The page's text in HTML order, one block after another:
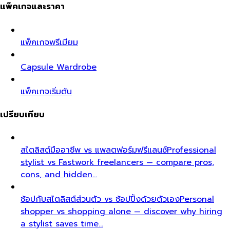
แพ็คเกจและราคา
แพ็คเกจพรีเมียม
Capsule Wardrobe
แพ็คเกจเริ่มต้น
เปรียบเทียบ
สไตลิสต์มืออาชีพ vs แพลตฟอร์มฟรีแลนซ์Professional
stylist vs Fastwork freelancers — compare pros,
cons, and hidden…
ช้อปกับสไตลิสต์ส่วนตัว vs ช้อปปิ้งด้วยตัวเองPersonal
shopper vs shopping alone — discover why hiring
a stylist saves time…